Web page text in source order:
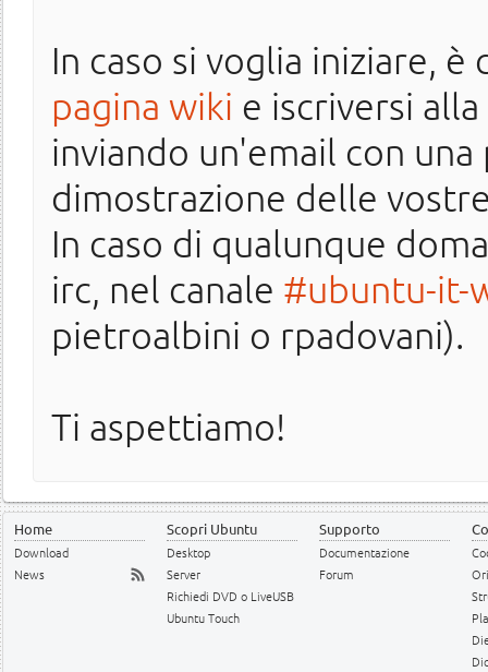
In caso si voglia iniziare,
pagina wiki e iscriversi alla
inviando un'email con
dimostrazione delle
In caso di qualunque
irc, nel canale #ubuntu-it-
pietroalbini o rpadovani).
Ti aspettiamo!
Home
Download
News
Scopri Ubuntu
Desktop
Server
Richiedi DVD o LiveUSB
Ubuntu Touch
Supporto
Documentazione
Forum